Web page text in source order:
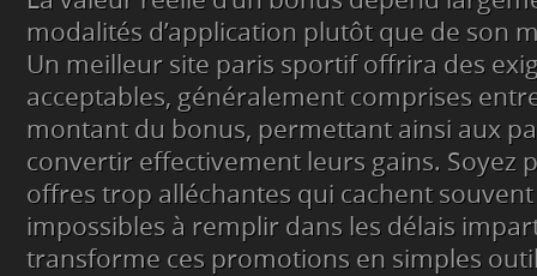
modalités d’application plutôt que de son
Un meilleur site paris sportif offrira des
acceptables, généralement comprises
montant du bonus, permettant ainsi aux
convertir effectivement leurs gains. Soyez
offres trop alléchantes qui cachent
impossibles à remplir dans les délais
transforme ces promotions en simples